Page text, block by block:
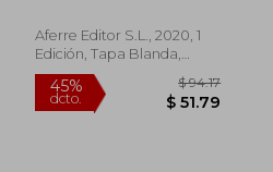
Aferre Editor S.L., 2020, 1
Edición, Tapa Blanda,
Nuevo